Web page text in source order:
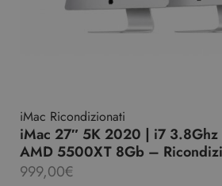
iMac Ricondizionati
iMac 27″ 5K 2020 | i7 3.8Ghz
AMD 5500XT 8Gb –
999,00€